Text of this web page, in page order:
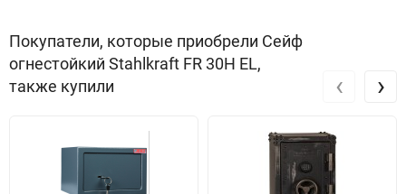
Покупатели, которые приобрели Сейф
огнестойкий Stahlkraft FR 30H EL,
также купили
‹ ›